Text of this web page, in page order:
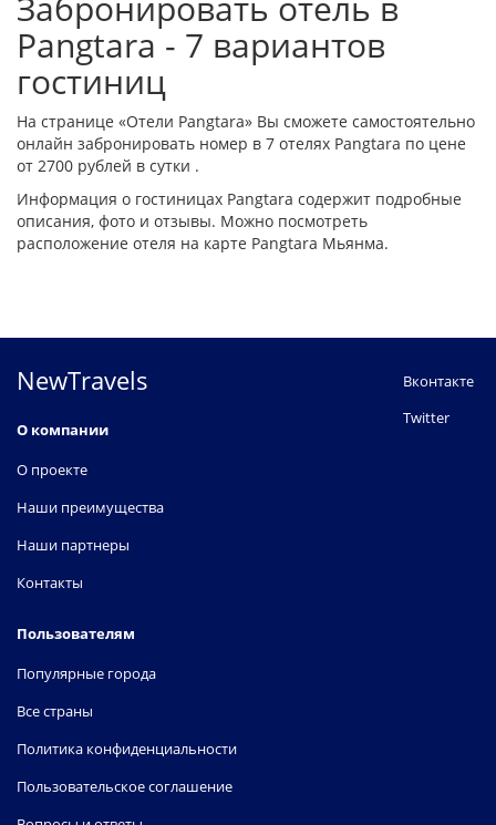
Pangtara - 7 вариантов
гостиниц
На странице «Отели Pangtara» Вы сможете самостоятельно
онлайн забронировать номер в 7 отелях Pangtara по цене
от 2700 рублей в сутки .
Информация о гостиницах Pangtara содержит подробные
описания, фото и отзывы. Можно посмотреть
расположение отеля на карте Pangtara Мьянма.
NewTravels
О компании
О проекте
Наши преимущества
Наши партнеры
Контакты
Пользователям
Популярные города
Все страны
Политика конфиденциальности
Пользовательское соглашение
Вконтакте
Twitter